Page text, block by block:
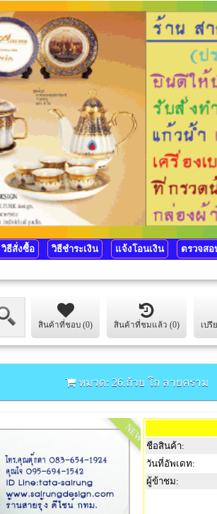
วิธีสั่งซื้อ วิธีชำระเงิน แจ้งโอนเงิน
ตรวจสอ
สินค้าที่ชอบ (0) สินค้าที่ชมแล้ว (0) เปรี
หมวด: 26.ถ้วย โถ ลายคราม
NEW
ชือสินค้า:
วันที่อัพเดท:
ผู้ข้าชม: